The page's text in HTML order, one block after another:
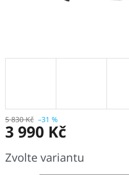
5 830 Kč –31 %
3 990 Kč
cena:
Zvolte variantu